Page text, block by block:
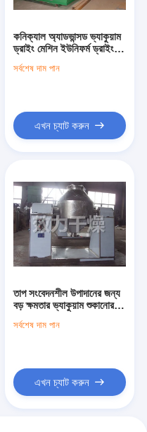
কনিক্যাল অ্যাডভান্সড ভ্যাকুয়াম
ড্রাইং মেশিন ইউনিফর্ম ড্রাইং
সর্বশেষ দাম পান
এখন চ্যাট করুন
তাপ সংবেদনশীল উপাদানের জন্য
বড় ক্ষমতার ভ্যাকুয়াম শুকানোর
সর্বশেষ দাম পান
এখন চ্যাট করুন